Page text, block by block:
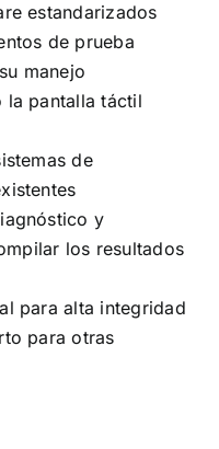
estandarizados
de prueba
manejo
la pantalla táctil
de
y
los resultados
para alta integridad
para otras